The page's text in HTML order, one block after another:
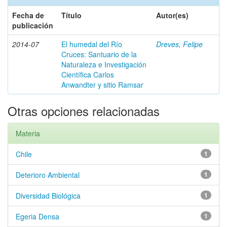
Fecha de
publicación
Título Autor(es)
2014-07
El humedal del Río
Cruces: Santuario de la
Naturaleza e Investigación
Científica Carlos
Anwandter y sitio Ramsar
Dreves, Felipe
Otras opciones relacionadas
Materia
1
Chile
1
Deterioro Ambiental
1
Diversidad Biológica
1
Egeria Densa